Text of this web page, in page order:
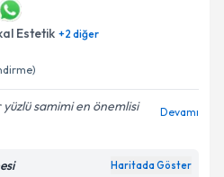
işlenmesine ilişkinAydınlatma
Estetik +2 diğer
samimi en önemlisi
Devamı
Haritada Göster